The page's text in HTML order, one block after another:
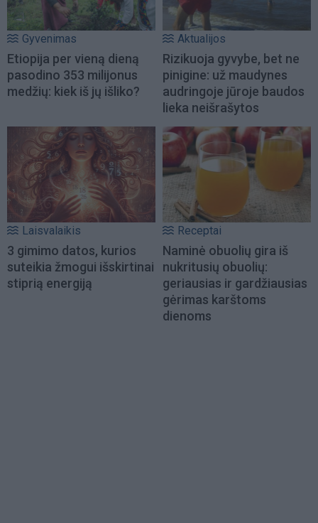
Gyvenimas
Etiopija per vieną dieną
pasodino 353 milijonus
medžių: kiek iš jų išliko?
Aktualijos
Rizikuoja gyvybe, bet ne
pinigine: už maudynes
audringoje jūroje baudos
lieka neišrašytos
Laisvalaikis
3 gimimo datos, kurios
suteikia žmogui išskirtinai
stiprią energiją
Receptai
Naminė obuolių gira iš
nukritusių obuolių:
geriausias ir gardžiausias
gėrimas karštoms
dienoms